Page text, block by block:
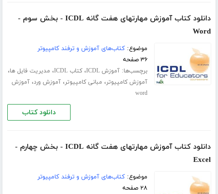
دانلود کتاب آموزش مهارتهای هفت گانه ICDL - بخش سوم -
Word
موضوع:کتاب‌های آموزش و ترفند کامپیوتر
۳۶ صفحه
برچسب‌ها:آموزش ICDL ،کتاب ICDL ، مدیریت فایل ها،
آموزش کامپیوتر، مبانی کامپیوتر،آموزش ورد،آموزش
word
دانلود کتاب
دانلود کتاب آموزش مهارتهای هفت گانه ICDL - بخش چهارم -
Excel
موضوع:کتاب‌های آموزش و ترفند کامپیوتر
۲۸ صفحه